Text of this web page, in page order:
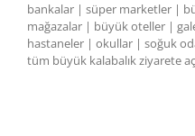
bankalar | süper marketler |
mağazalar | büyük oteller |
hastaneler | okullar | soğuk
tüm büyük kalabalık ziyarete